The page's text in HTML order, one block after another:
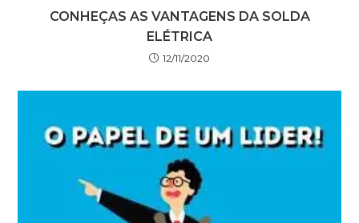
CONHEÇAS AS VANTAGENS DA SOLDA
ELÉTRICA
12/11/2020